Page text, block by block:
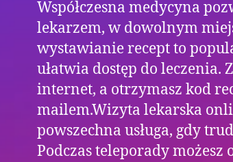
Współczesna medycyna
lekarzem, w dowolnym
wystawianie recept to
ułatwia dostęp do leczenia.
internet, a otrzymasz kod
mailem.Wizyta lekarska
powszechna usługa, gdy
Podczas teleporady